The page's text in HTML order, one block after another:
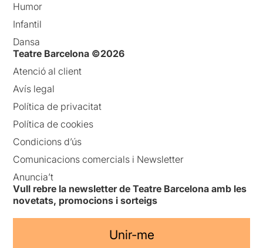
Humor
Infantil
Dansa
Teatre Barcelona ©2026
Atenció al client
Avís legal
Política de privacitat
Política de cookies
Condicions d’ús
Comunicacions comercials i Newsletter
Anuncia’t
Vull rebre la newsletter de Teatre Barcelona amb les
novetats, promocions i sorteigs
Unir-me